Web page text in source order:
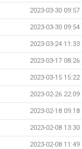
2023-03-30 09:57
2023-03-30 09:54
2023-03-24 11:33
2023-03-17 08:26
2023-03-15 15:22
2023-02-26 22:09
2023-02-18 09:18
2023-02-08 13:30
2023-02-08 11:49